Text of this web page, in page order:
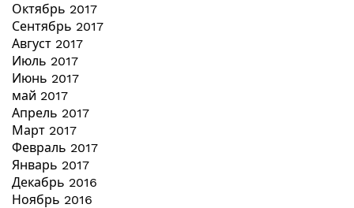
Октябрь 2017
Сентябрь 2017
Август 2017
Июль 2017
Июнь 2017
май 2017
Апрель 2017
Март 2017
Февраль 2017
Январь 2017
Декабрь 2016
Ноябрь 2016